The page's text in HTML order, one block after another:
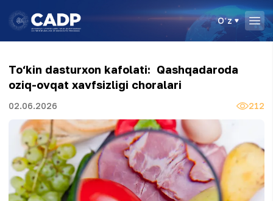
Oʻz
To‘kin dasturxon kafolati: Qashqadaroda
oziq-ovqat xavfsizligi choralari
02.06.2026 212